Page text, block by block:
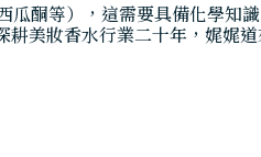
瓜酮等），這需要具備化學知
美妝香水行業二十年，娓娓道